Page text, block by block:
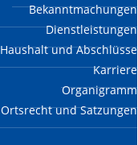
Bekanntmachungen
Dienstleistungen
Haushalt und Abschlüsse
Karriere
Organigramm
Ortsrecht und Satzungen